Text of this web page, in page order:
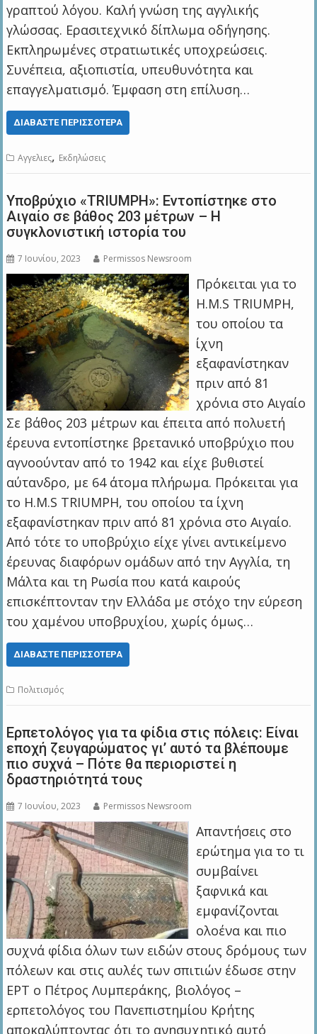
γραπτού λόγου. Καλή γνώση της αγγλικής
γλώσσας. Ερασιτεχνικό δίπλωμα οδήγησης.
Εκπληρωμένες στρατιωτικές υποχρεώσεις.
Συνέπεια, αξιοπιστία, υπευθυνότητα και
επαγγελματισμό. Έμφαση στη επίλυση…
ΔΙΑΒΆΣΤΕ ΠΕΡΙΣΣΌΤΕΡΑ
Αγγελιες, Εκδηλώσεις
Υποβρύχιο «TRIUMPH»: Εντοπίστηκε στο
Αιγαίο σε βάθος 203 μέτρων – Η
συγκλονιστική ιστορία του
7 Ιουνίου, 2023 Permissos Newsroom
Πρόκειται για το
Η.Μ.S TRIUMPH,
του οποίου τα
ίχνη
εξαφανίστηκαν
πριν από 81
χρόνια στο Αιγαίο
Σε βάθος 203 μέτρων και έπειτα από πολυετή
έρευνα εντοπίστηκε βρετανικό υποβρύχιο που
αγνοούνταν από το 1942 και είχε βυθιστεί
αύτανδρο, με 64 άτομα πλήρωμα. Πρόκειται για
το Η.Μ.S TRIUMPH, του οποίου τα ίχνη
εξαφανίστηκαν πριν από 81 χρόνια στο Αιγαίο.
Από τότε το υποβρύχιο είχε γίνει αντικείμενο
έρευνας διαφόρων ομάδων από την Αγγλία, τη
Μάλτα και τη Ρωσία που κατά καιρούς
επισκέπτονταν την Ελλάδα με στόχο την εύρεση
του χαμένου υποβρυχίου, χωρίς όμως…
ΔΙΑΒΆΣΤΕ ΠΕΡΙΣΣΌΤΕΡΑ
Πολιτισμός
Ερπετολόγος για τα φίδια στις πόλεις: Είναι
εποχή ζευγαρώματος γι’ αυτό τα βλέπουμε
πιο συχνά – Πότε θα περιοριστεί η
δραστηριότητά τους
7 Ιουνίου, 2023 Permissos Newsroom
Aπαντήσεις στο
ερώτημα για το τι
συμβαίνει
ξαφνικά και
εμφανίζονται
ολοένα και πιο
συχνά φίδια όλων των ειδών στους δρόμους των
πόλεων και στις αυλές των σπιτιών έδωσε στην
ΕΡΤ ο Πέτρος Λυμπεράκης, βιολόγος –
ερπετολόγος του Πανεπιστημίου Κρήτης
αποκαλύπτοντας ότι το ανησυχητικό αυτό